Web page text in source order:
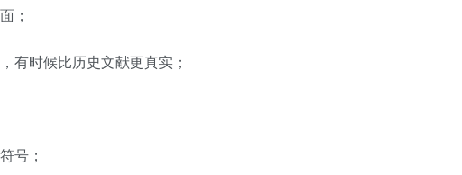
；
有时候比历史文献更真实；
号；